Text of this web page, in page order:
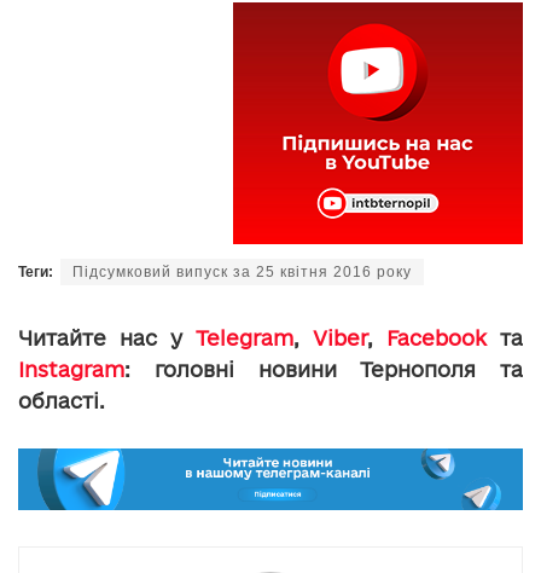
Теги: Підсумковий випуск за 25 квітня 2016 року
Читайте нас у Telegram, Viber, Facebookта
Instagram: головні новини Тернополя та
області.